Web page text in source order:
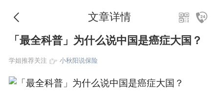
文章详情
「最全科普」为什么说中国是癌症大国？
学姐推荐关注 小秋阳说保险